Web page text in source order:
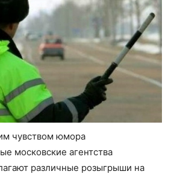
чувством юмора
московские агентства
различные розыгрыши на